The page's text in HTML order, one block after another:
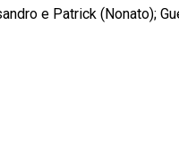
e Patrick (Nonato);